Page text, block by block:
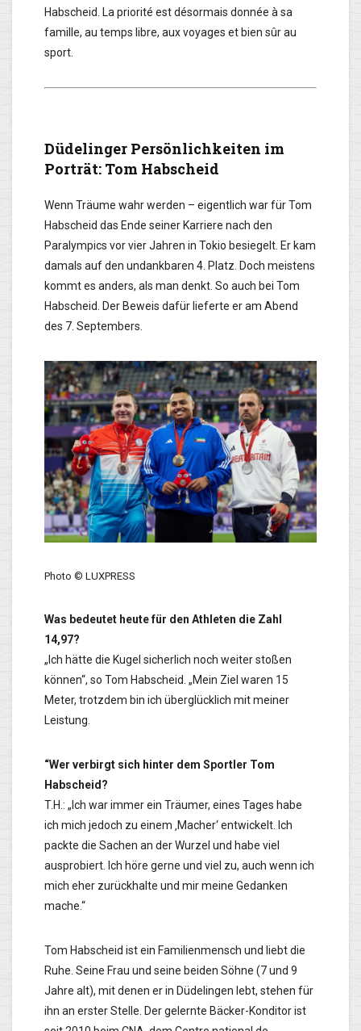
Habscheid. La priorité est désormais donnée à sa
famille, au temps libre, aux voyages et bien sûr au
sport.
Düdelinger Persönlichkeiten im
Porträt: Tom Habscheid
Wenn Träume wahr werden – eigentlich war für Tom
Habscheid das Ende seiner Karriere nach den
Paralympics vor vier Jahren in Tokio besiegelt. Er kam
damals auf den undankbaren 4. Platz. Doch meistens
kommt es anders, als man denkt. So auch bei Tom
Habscheid. Der Beweis dafür lieferte er am Abend
des 7. Septembers.
Photo © LUXPRESS
Was bedeutet heute für den Athleten die Zahl
14,97?
„Ich hätte die Kugel sicherlich noch weiter stoßen
können“, so Tom Habscheid. „Mein Ziel waren 15
Meter, trotzdem bin ich überglücklich mit meiner
Leistung.
“Wer verbirgt sich hinter dem Sportler Tom
Habscheid?
T.H.: „Ich war immer ein Träumer, eines Tages habe
ich mich jedoch zu einem ‚Macher‘ entwickelt. Ich
packte die Sachen an der Wurzel und habe viel
ausprobiert. Ich höre gerne und viel zu, auch wenn ich
mich eher zurückhalte und mir meine Gedanken
mache.“
Tom Habscheid ist ein Familienmensch und liebt die
Ruhe. Seine Frau und seine beiden Söhne (7 und 9
Jahre alt), mit denen er in Düdelingen lebt, stehen für
ihn an erster Stelle. Der gelernte Bäcker-Konditor ist